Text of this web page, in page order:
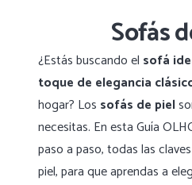
Sofás
¿Estás buscando el sofá
toque de elegancia
hogar? Los sofás de piel
necesitas. En esta Guía
paso a paso, todas las
piel, para que aprendas a